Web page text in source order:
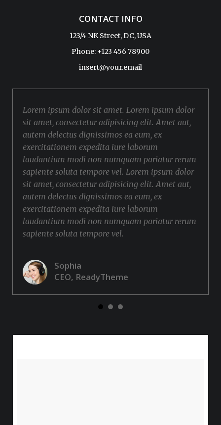
CONTACT INFO
123/4 NK Street, DC, USA
Phone: +123 456 78900
insert@your.email
Lorem ipsum dolor sit amet. Lorem ipsum dolor
sit amet, consectetur adipisicing elit. Amet aut,
autem delectus dignissimos ea eum, ex
exercitationem expedita iure laborum
laudantium modi non numquam pariatur rerum
sapiente soluta tempore vel. Lorem ipsum dolor
sit amet, consectetur adipisicing elit. Amet aut,
autem delectus dignissimos ea eum, ex
exercitationem expedita iure laborum
laudantium modi non numquam pariatur rerum
sapiente soluta tempore vel.
Sophia
CEO, ReadyTheme